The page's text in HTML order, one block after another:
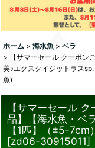
ホーム > 海水魚 > ベラ
>
【サマーセール クーポ
美♪エクスクイジットラス
魚)
【サマーセール
品】【海水魚・ベ
【1匹】（±5-
[zd06-30915011]